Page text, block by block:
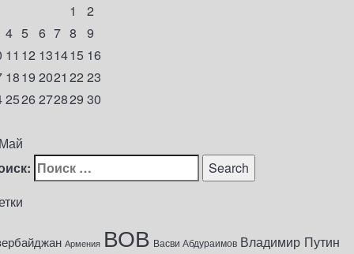
1
2
4 5 6 7 8
9
11 12 131415 16
1819 2021 22 23
2526272829 30
Армения ВОВ Васви Абдураимов Владимир Путин